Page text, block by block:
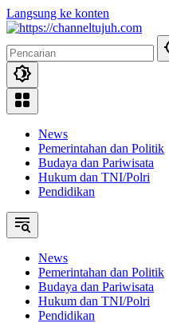
Langsung ke konten
News
Pemerintahan dan Politik
Budaya dan Pariwisata
Hukum dan TNI/Polri
Pendidikan
News
Pemerintahan dan Politik
Budaya dan Pariwisata
Hukum dan TNI/Polri
Pendidikan